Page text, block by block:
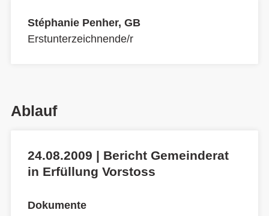
Stéphanie Penher, GB
Erstunterzeichnende/r
Ablauf
24.08.2009 | Bericht Gemeinderat
in Erfüllung Vorstoss
Dokumente